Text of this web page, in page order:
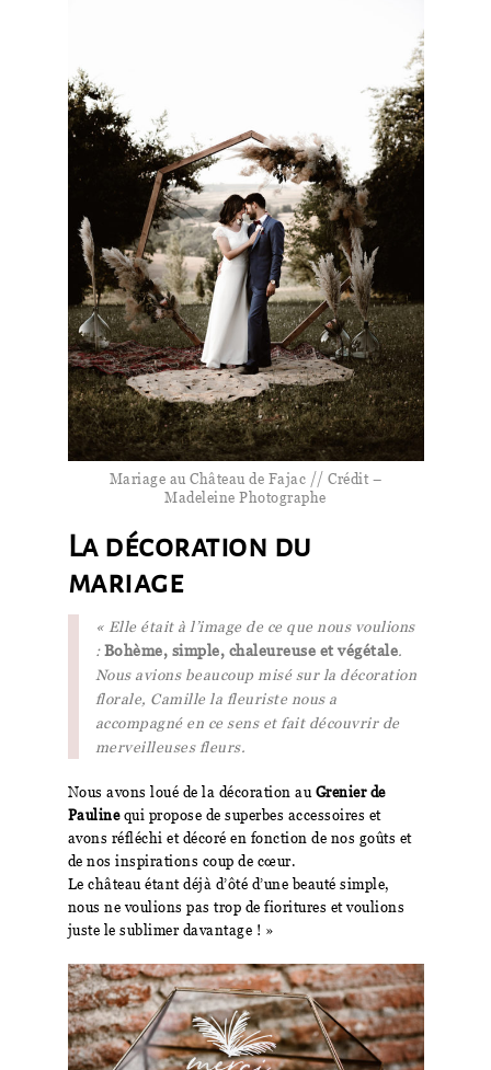
Mariage au Château de Fajac // Crédit –
Madeleine Photographe
La décoration du
mariage
« Elle était à l’image de ce que nous voulions
:Bohème, simple, chaleureuse et végétale.
Nous avions beaucoup misé sur la décoration
florale, Camille la fleuriste nous a
accompagné en ce sens et fait découvrir de
merveilleuses fleurs.
Nous avons loué de la décoration au Grenier de
Paulinequi propose de superbes accessoires et
avons réfléchi et décoré en fonction de nos goûts et
de nos inspirations coup de cœur.
Le château étant déjà d’ôté d’une beauté simple,
nous ne voulions pas trop de fioritures et voulions
juste le sublimer davantage ! »